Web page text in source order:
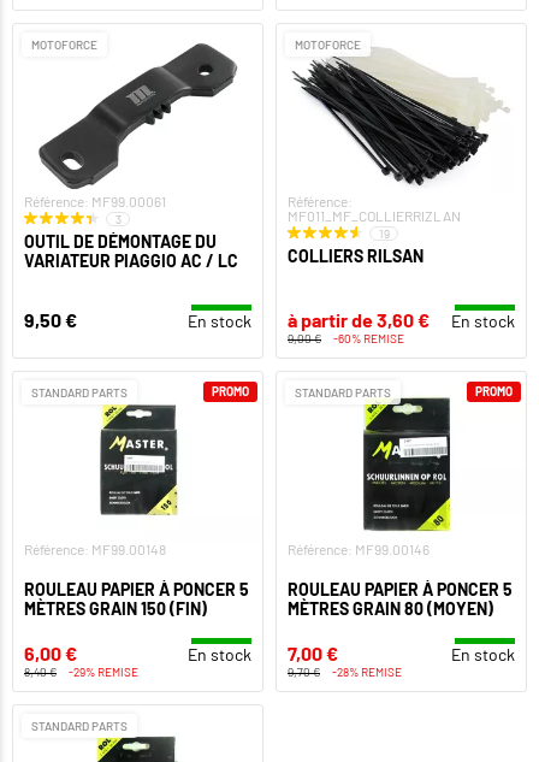
MOTOFORCE
Référence: MF99.00061
3
OUTIL DE DÉMONTAGE DU
VARIATEUR PIAGGIO AC / LC
9,50 € En stock
MOTOFORCE
Référence:
MF011_MF_COLLIERRIZLAN
19
COLLIERS RILSAN
à partir de 3,60 € En stock
9,00 € -60% REMISE
STANDARD PARTS
Référence: MF99.00148
ROULEAU PAPIER À PONCER 5
MÈTRES GRAIN 150 (FIN)
6,00 € En stock
8,40 € -29% REMISE
PROMO STANDARD PARTS
Référence: MF99.00146
ROULEAU PAPIER À PONCER 5
MÈTRES GRAIN 80 (MOYEN)
7,00 € En stock
9,70 € -28% REMISE
PROMO
STANDARD PARTS